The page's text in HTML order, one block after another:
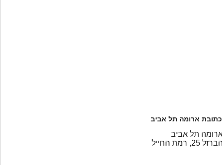
כתובת ארומה תל אביב
תל אביב
25, רמת החייל